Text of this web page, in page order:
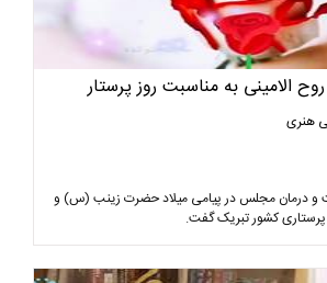
الامینی به مناسبت روز پرستار
هنری
و درمان مجلس در پیامی میلاد حضرت زینب (س) و
پرستاری کشور تبریک گفت.